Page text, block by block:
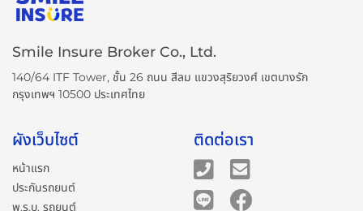
Smile Insure Broker Co., Ltd.
140/64 ITF Tower, ชั้น 26 ถนน สีลม แขวงสุริยวงศ์ เขตบางรัก
กรุงเทพฯ 10500 ประเทศไทย
ผังเว็บไซต์
หน้าแรก
ประกันรถยนต์
พ.ร.บ. รถยนต์
ติดต่อเรา